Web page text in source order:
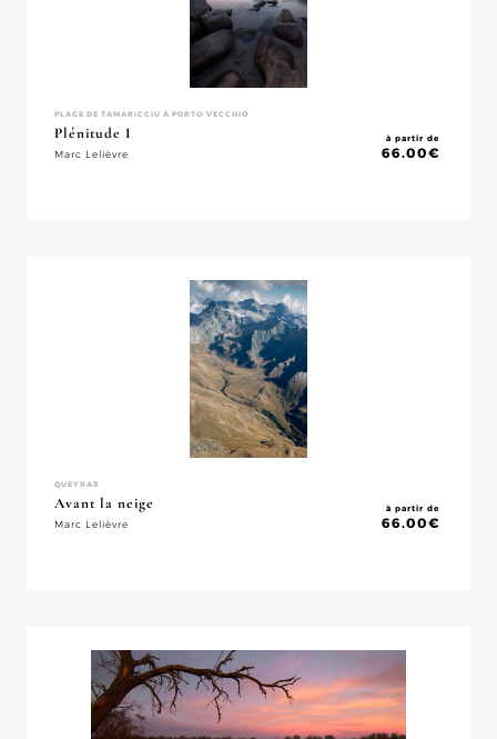
PLAGE DE TAMARICCIU À PORTO-VECCHIO
Plénitude I
Marc Lelièvre
à partir de
66.00€
QUEYRAS
Avant la neige
Marc Lelièvre
à partir de
66.00€